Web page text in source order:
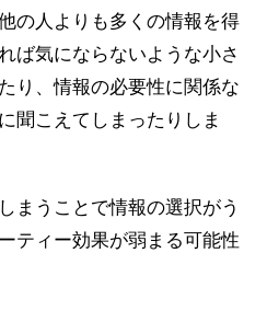
の人よりも多くの情報を得
ば気にならないような小さ
り、情報の必要性に関係な
聞こえてしまったりしま
まうことで情報の選択がう
ティー効果が弱まる可能性